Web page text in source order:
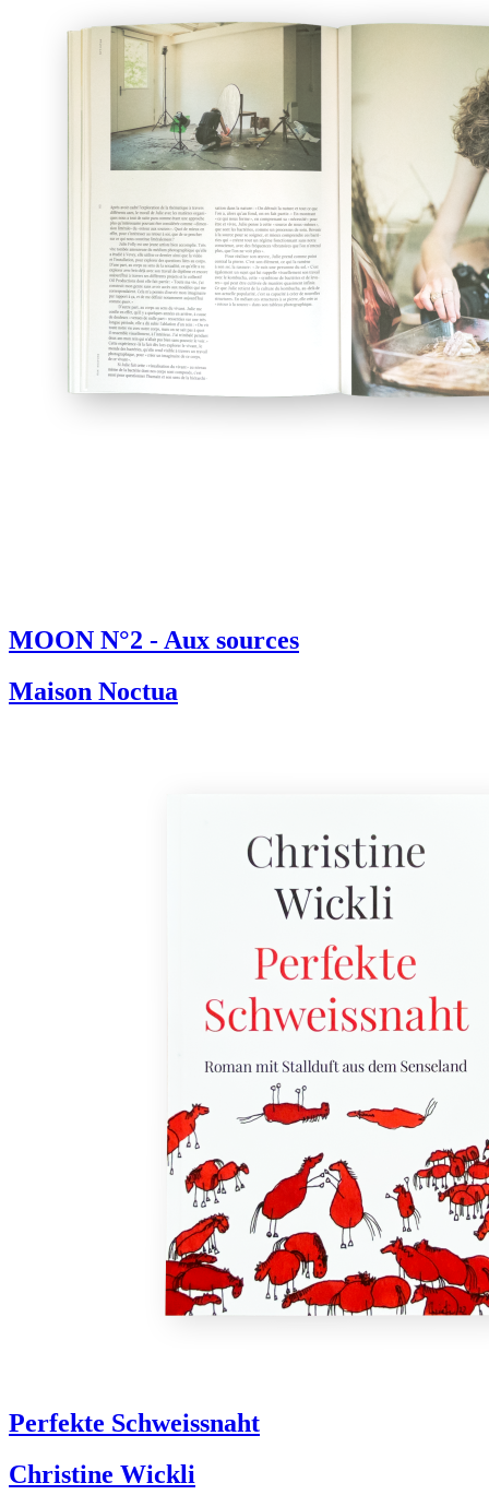
MOON N°2 - Aux sources
Maison Noctua
Perfekte Schweissnaht
Christine Wickli